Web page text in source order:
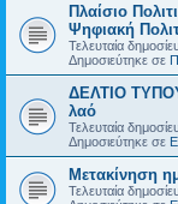
Πλαίσιο
Ψηφιακή
Τελευταία
Δημοσιεύτηκε σε
ΔΕΛΤΙΟ
λαό
Τελευταία
Δημοσιεύτηκε σε
Μετακίνηση
Τελευταία